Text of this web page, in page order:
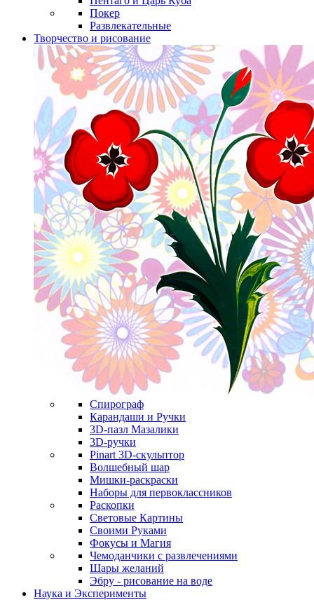
Покер
Развлекательные
Творчество и рисование
Спирограф
Карандаши и Ручки
3D-пазл Мазалики
3D-ручки
Pinart 3D-скульптор
Волшебный шар
Мишки-раскраски
Наборы для первоклассников
Раскопки
Световые Картины
Своими Руками
Фокусы и Магия
Чемоданчики с развлечениями
Шары желаний
Эбру - рисование на воде
Наука и Эксперименты